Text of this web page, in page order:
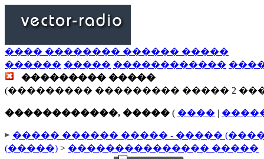
���� �������� ������ �����
������ ����� ������������
��������� �����
(��������� ��������� ����� 2
������������, ����� ( ���� |
����� ������ ����� - �����
(�����) > ��������������� �����